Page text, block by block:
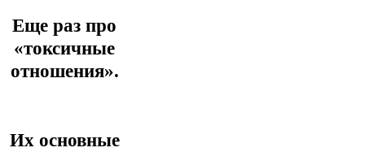
Еще раз про
«токсичные
отношения».
Их основные